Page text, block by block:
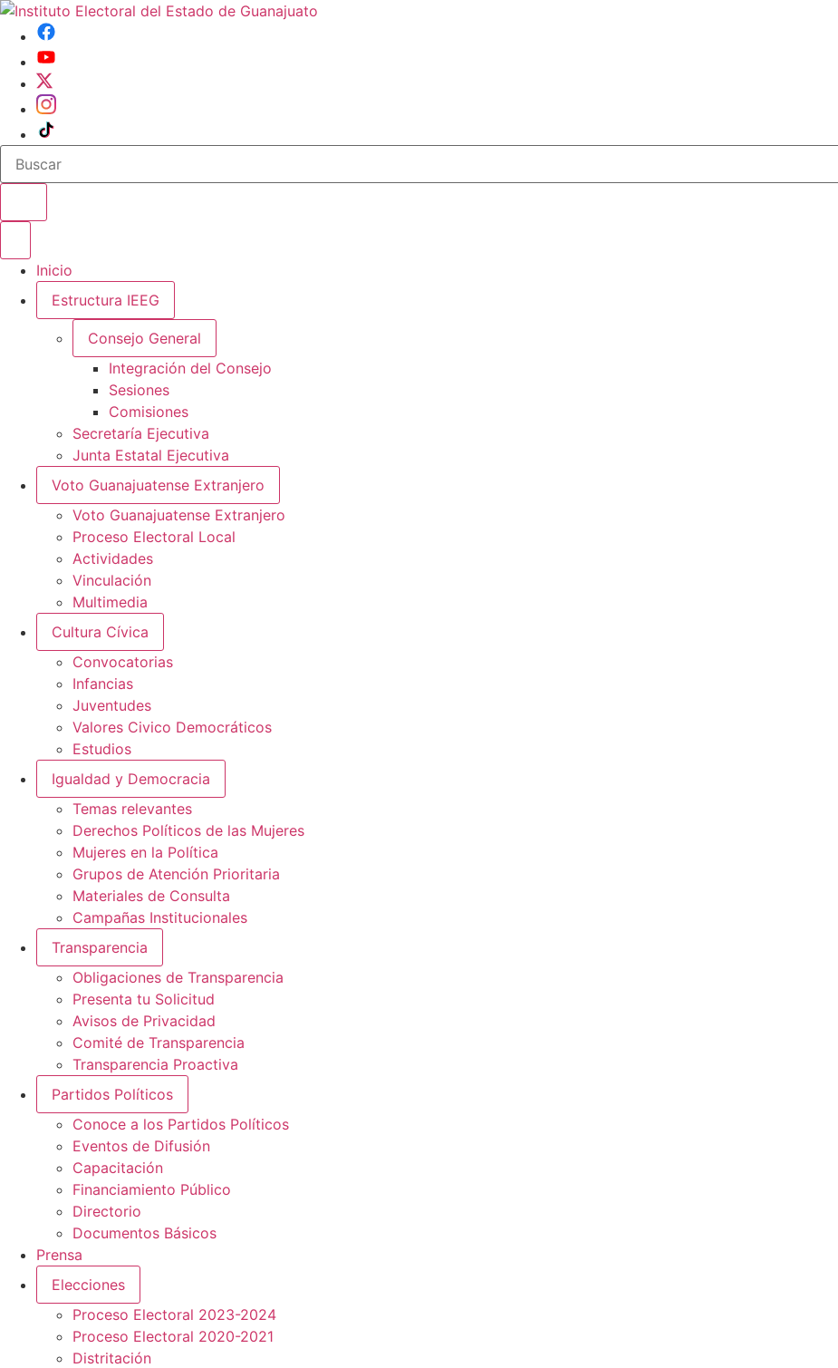
Buscar en el sitio
Inicio
Estructura IEEG
Consejo General
Integración del Consejo
Sesiones
Comisiones
Secretaría Ejecutiva
Junta Estatal Ejecutiva
Voto Guanajuatense Extranjero
Voto Guanajuatense Extranjero
Proceso Electoral Local
Actividades
Vinculación
Multimedia
Cultura Cívica
Convocatorias
Infancias
Juventudes
Valores Civico Democráticos
Estudios
Igualdad y Democracia
Temas relevantes
Derechos Políticos de las Mujeres
Mujeres en la Política
Grupos de Atención Prioritaria
Materiales de Consulta
Campañas Institucionales
Transparencia
Obligaciones de Transparencia
Presenta tu Solicitud
Avisos de Privacidad
Comité de Transparencia
Transparencia Proactiva
Partidos Políticos
Conoce a los Partidos Políticos
Eventos de Difusión
Capacitación
Financiamiento Público
Directorio
Documentos Básicos
Prensa
Elecciones
Proceso Electoral 2023-2024
Proceso Electoral 2020-2021
Distritación